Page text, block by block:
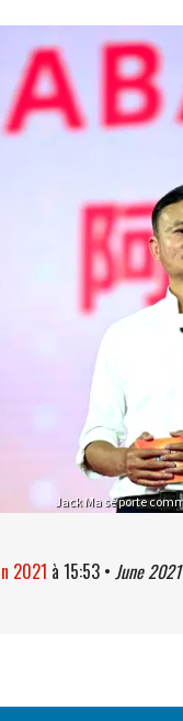
Jack Ma se porte
2021 à 15:53 • June 2021